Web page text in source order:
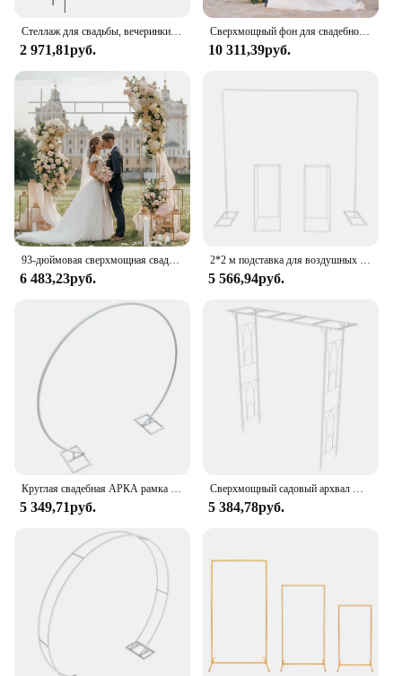
Стеллаж для свадьбы, вечеринки, арки, сада, металла, растений, скалолазания, арки, Декор, цветы, растения, воздушные шары
2 971,81руб.
Сверхмощный фон для свадебной вечеринки с изображением арки двери деревянный шестиугольный цветочный орнамент
10 311,39руб.
93-дюймовая сверхмощная свадебная арка, садовая арка для растений, фоновая подставка для уличной вечеринки, церемонии
6 483,23руб.
2*2 м подставка для воздушных шаров свадебная АРКА Арка скалолазание рамки с 2 * цветочными стойками декорация для фона белый/золотой
5 566,94руб.
5 349,71руб. 5 384,78руб.